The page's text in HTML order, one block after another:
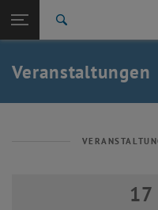
TU Login
Quicklinks
Quicklinks-Menü umschalten
Studium
Karriere
Zurück: Subseiten von
Aktuelles
Veranstaltungen
17